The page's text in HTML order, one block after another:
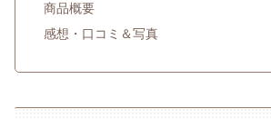
商品概要
感想・口コミ＆写真